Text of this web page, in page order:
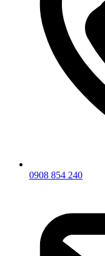
0908 854 240